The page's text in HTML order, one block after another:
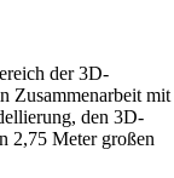
der 3D-
Zusammenarbeit mit
den 3D-
2,75 Meter großen